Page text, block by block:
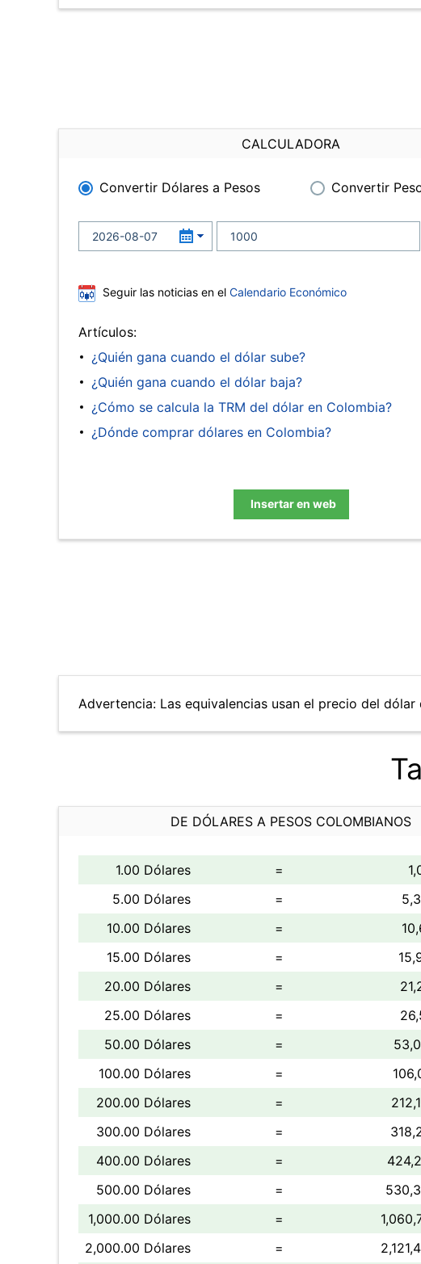
CALCULADORA
Convertir Dólares a Pesos Convertir
Seguir las noticias en el Calendario Económico
Artículos:
¿Quién gana cuando el dólar sube?
¿Quién gana cuando el dólar baja?
¿Cómo se calcula la TRM del dólar en Colombia?
¿Dónde comprar dólares en Colombia?
Insertar en web
Advertencia: Las equivalencias usan el precio del
DE DÓLARES A PESOS COLOMBIANOS
1.00 Dólares =
5.00 Dólares
=
10.00 Dólares
=
15.00 Dólares
=
20.00 Dólares
=
25.00 Dólares
=
50.00 Dólares
=
100.00 Dólares
=
200.00 Dólares
=
300.00 Dólares
=
400.00 Dólares
=
500.00 Dólares
=
1,000.00 Dólares
=
2,000.00 Dólares
=